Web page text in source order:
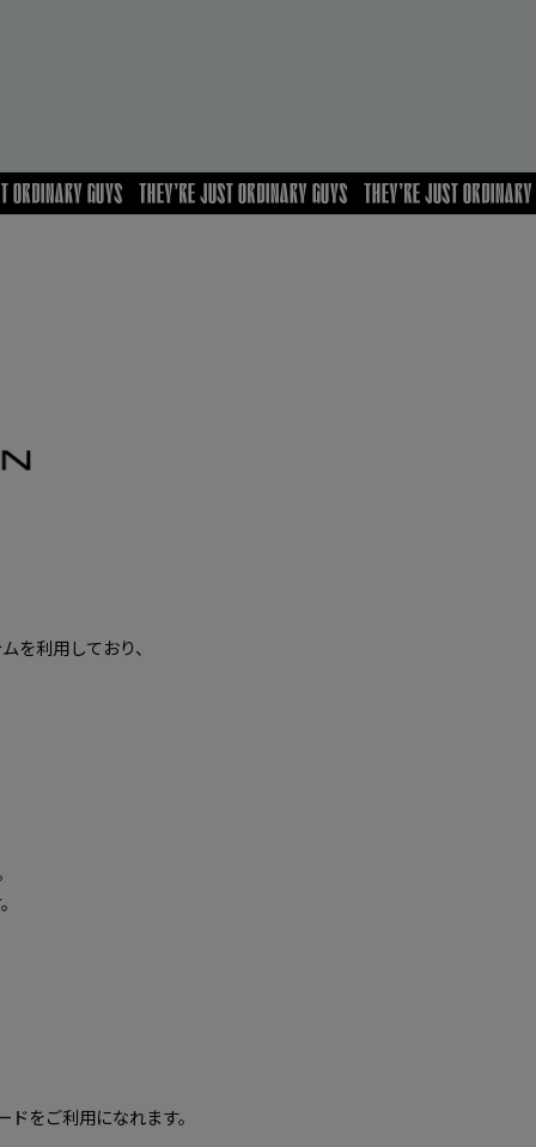
を利用しており、
をご利用になれます。